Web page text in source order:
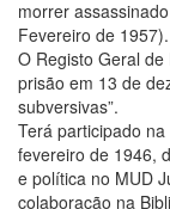
morrer
Fevereiro de 1957).
O Registo Geral
prisão em 13 de
subversivas”.
Terá participado
fevereiro de 1946,
e política no MUD
colaboração na